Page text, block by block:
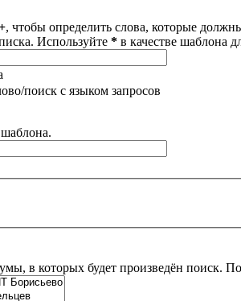
, чтобы определить слова, которые
Используйте * в качестве шаблона
поиск с языком запросов
в которых будет произведён поиск.